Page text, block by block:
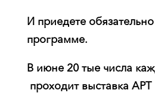
И приедете
программе.
В июне 20 тые числа
проходит выставка АРТ